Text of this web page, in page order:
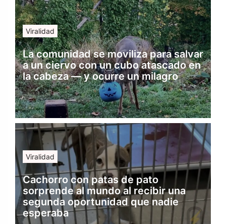
Viralidad
La comunidad se moviliza para salvar
a un ciervo con un cubo atascado en
la cabeza — y ocurre un milagro
Viralidad
Cachorro con patas de pato
sorprende al mundo al recibir una
segunda oportunidad que nadie
esperaba